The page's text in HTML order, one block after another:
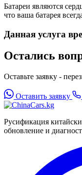
Батареи являются
что ваша батарея
Данная услуга
Остались
Оставьте заявку -
Оставить заявку
Русификация
обновление и